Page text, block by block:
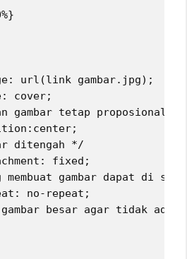
url(link gambar.jpg);
cover;
gambar tetap proposional
ditengah */
fixed;
gambar dapat di
no-repeat;
besar agar tidak ada